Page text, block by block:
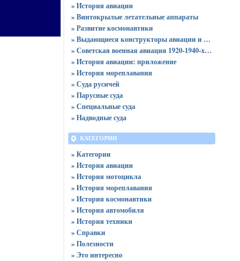
» История авиации
» Винтокрылые летательные аппараты
» Развитие космонавтики
» Выдающиеся конструкторы авиации и космонавтики
» Советская военная авиация 1920-1940-х годов
» История авиации: приложение
» История мореплавания
» Суда русичей
» Парусные суда
» Специальные суда
» Надводные суда
КАТЕГОРИИ
» Категории
» История авиации
» История мотоцикла
» История мореплавания
» История космонавтики
» История автомобиля
» История техники
» Справки
» Полезности
» Это интересно